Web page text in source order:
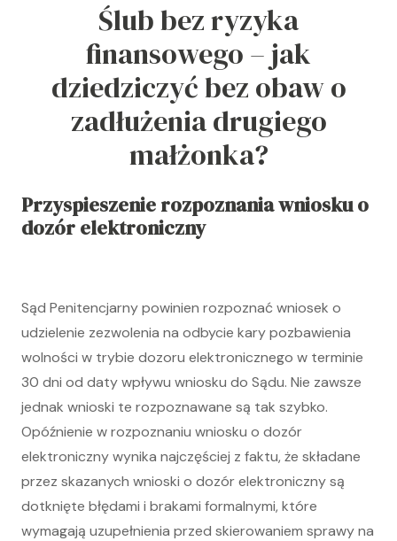
Ślub bez ryzyka
finansowego – jak
dziedziczyć bez obaw o
zadłużenia drugiego
małżonka?
Przyspieszenie rozpoznania wniosku o
dozór elektroniczny
Sąd Penitencjarny powinien rozpoznać wniosek o
udzielenie zezwolenia na odbycie kary pozbawienia
wolności w trybie dozoru elektronicznego w terminie
30 dni od daty wpływu wniosku do Sądu. Nie zawsze
jednak wnioski te rozpoznawane są tak szybko.
Opóźnienie w rozpoznaniu wniosku o dozór
elektroniczny wynika najczęściej z faktu, że składane
przez skazanych wnioski o dozór elektroniczny są
dotknięte błędami i brakami formalnymi, które
wymagają uzupełnienia przed skierowaniem sprawy na